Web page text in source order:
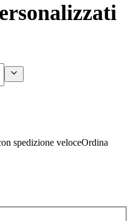
spedizione veloceOrdina